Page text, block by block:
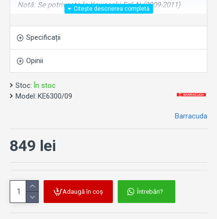
Notă: Se potrivește la Kawasaki Er6-N (2009-2011)
Specificații
Opinii
Stoc: În stoc
Model: KE6300/09
Barracuda
849 lei
Adaugă în coș Întrebări?